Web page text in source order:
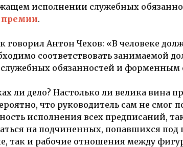
исполнении служебных
премии.
Антон Чехов: «В человеке
соответствовать занимаемой
обязанностей и
ли дело? Настолько ли велика вина
что руководитель сам не смог
исполнения всех предписаний,
на подчиненных, попавшихся под
так и рабочие отношения между